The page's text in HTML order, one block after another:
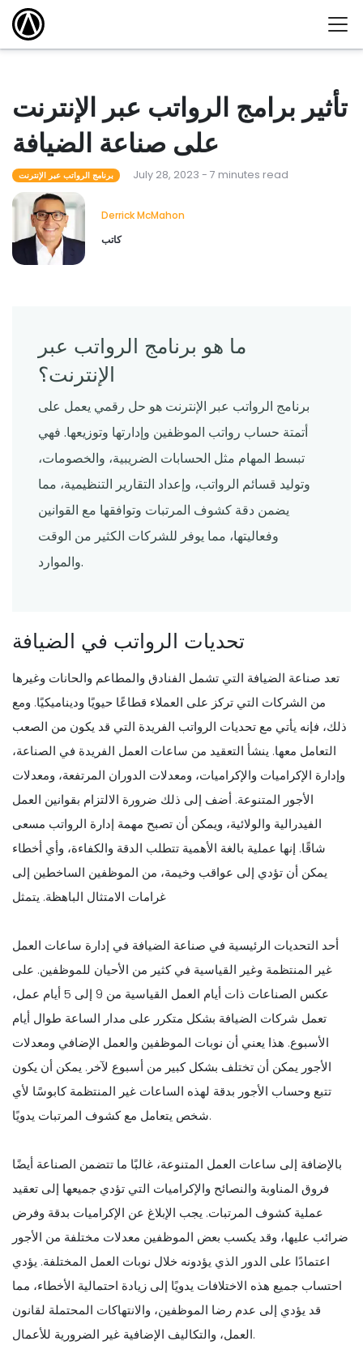
تأثير برامج الرواتب عبر الإنترنت
على صناعة الضيافة
برنامج الرواتب عبر الإنترنت July 28, 2023 - 7 minutes read
Derrick McMahon
كاتب
ما هو برنامج الرواتب عبر
الإنترنت؟
برنامج الرواتب عبر الإنترنت هو حل رقمي يعمل على
أتمتة حساب رواتب الموظفين وإدارتها وتوزيعها. فهي
تبسط المهام مثل الحسابات الضريبية، والخصومات،
وتوليد قسائم الرواتب، وإعداد التقارير التنظيمية، مما
يضمن دقة كشوف المرتبات وتوافقها مع القوانين
وفعاليتها، مما يوفر للشركات الكثير من الوقت
والموارد.
تحديات الرواتب في الضيافة
تعد صناعة الضيافة التي تشمل الفنادق والمطاعم والحانات وغيرها
من الشركات التي تركز على العملاء قطاعًا حيويًا وديناميكيًا. ومع
ذلك، فإنه يأتي مع تحديات الرواتب الفريدة التي قد يكون من الصعب
التعامل معها. ينشأ التعقيد من ساعات العمل الفريدة في الصناعة،
وإدارة الإكراميات والإكراميات، ومعدلات الدوران المرتفعة، ومعدلات
الأجور المتنوعة. أضف إلى ذلك ضرورة الالتزام بقوانين العمل
الفيدرالية والولائية، ويمكن أن تصبح مهمة إدارة الرواتب مسعى
شاقًا. إنها عملية بالغة الأهمية تتطلب الدقة والكفاءة، وأي أخطاء
يمكن أن تؤدي إلى عواقب وخيمة، من الموظفين الساخطين إلى
غرامات الامتثال الباهظة. يتمثل
أحد التحديات الرئيسية في صناعة الضيافة في إدارة ساعات العمل
غير المنتظمة وغير القياسية في كثير من الأحيان للموظفين. على
عكس الصناعات ذات أيام العمل القياسية من 9 إلى 5 أيام عمل،
تعمل شركات الضيافة بشكل متكرر على مدار الساعة طوال أيام
الأسبوع. هذا يعني أن نوبات الموظفين والعمل الإضافي ومعدلات
الأجور يمكن أن تختلف بشكل كبير من أسبوع لآخر. يمكن أن يكون
تتبع وحساب الأجور بدقة لهذه الساعات غير المنتظمة كابوسًا لأي
شخص يتعامل مع كشوف المرتبات يدويًا.
بالإضافة إلى ساعات العمل المتنوعة، غالبًا ما تتضمن الصناعة أيضًا
فروق المناوبة والنصائح والإكراميات التي تؤدي جميعها إلى تعقيد
عملية كشوف المرتبات. يجب الإبلاغ عن الإكراميات بدقة وفرض
ضرائب عليها، وقد يكسب بعض الموظفين معدلات مختلفة من الأجور
اعتمادًا على الدور الذي يؤدونه خلال نوبات العمل المختلفة. يؤدي
احتساب جميع هذه الاختلافات يدويًا إلى زيادة احتمالية الأخطاء، مما
قد يؤدي إلى عدم رضا الموظفين، والانتهاكات المحتملة لقانون
العمل، والتكاليف الإضافية غير الضرورية للأعمال.